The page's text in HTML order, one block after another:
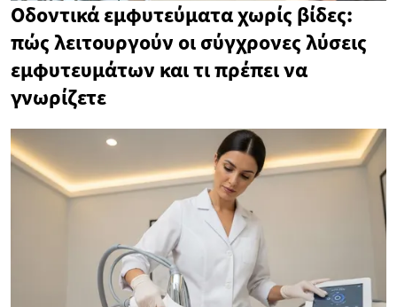
Οδοντικά εμφυτεύματα χωρίς βίδες:
πώς λειτουργούν οι σύγχρονες λύσεις
εμφυτευμάτων και τι πρέπει να
γνωρίζετε